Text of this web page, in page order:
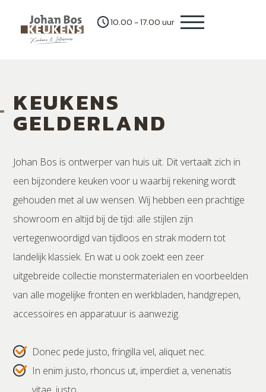
10.00 - 17.00 uur
KEUKENS
GELDERLAND
Johan Bos is ontwerper van huis uit. Dit vertaalt zich in
een bijzondere keuken voor u waarbij rekening wordt
gehouden met al uw wensen. Wij hebben een prachtige
showroom en altijd bij de tijd: alle stijlen zijn
vertegenwoordigd van tijdloos en strak modern tot
landelijk klassiek. En wat u ook zoekt een zeer
uitgebreide collectie monstermaterialen en voorbeelden
van alle mogelijke fronten en werkbladen, handgrepen,
accessoires en apparatuur is aanwezig.
Donec pede justo, fringilla vel, aliquet nec.
In enim justo, rhoncus ut, imperdiet a, venenatis